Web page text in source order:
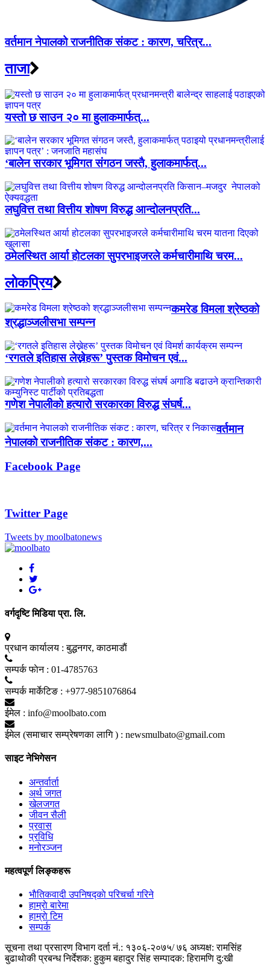
वर्तमान नेपालको राजनीतिक संकट : कारण, चरित्र...
ताजा
यस्तो छ साउन २० मा हुलाकमार्फत्...
‘बालेन सरकार भूमिगत संगठन जस्तै, हुलाकमार्फत्...
लघुवित्त तथा वित्तीय शोषण विरुद्ध आन्दोलनप्रति...
ठमेलस्थित आर्या होटलका सुपरभाइजरले कर्मचारीमाथि चरम...
लाेकप्रिय
कमरेड विमला श्रेष्ठको
श्रद्धाञ्जलीसभा सम्पन्न
‘रगतले इतिहास लेख्नेहरू’ पुस्तक विमोचन एवं...
गणेश नेपालीको हत्यारो सरकारका विरुद्ध संघर्ष...
वर्तमान
नेपालको राजनीतिक संकट : कारण,...
Facebook Page
Twitter Page
Tweets by moolbatonews
वर्गदृष्टि मिडिया प्रा. लि.
प्रधान कार्यालय : बुद्धनगर, काठमाडाैं
सम्पर्क फाेन : 01-4785763
सम्पर्क मार्केटिङ : +977-9851076864
ईमेल : info@moolbato.com
ईमेल (समाचार सम्प्रेषणका लागि ) : newsmulbato@gmail.com
साइट नेभिगेसन
अन्तर्वार्ता
अर्थ जगत
खेलजगत
जीवन सैली
प्रवास
प्रविधि
मनोरञ्जन
महत्वपूर्ण लिङ्कहरू
भाैतिकवादी उपनिषद्काे परिचर्चा गरिने
हाम्राे बारेमा
हाम्राे टिम
सम्पर्क
सूचना तथा प्रसारण विभाग दर्ता नं.: १३०६-२०७५/ ७६ अध्यक्ष: रामसिंह
बुढाथाेकी प्रबन्ध निर्देशक: हुकुम बहादुर सिंह सम्पादक: हिरामणि दु:खी